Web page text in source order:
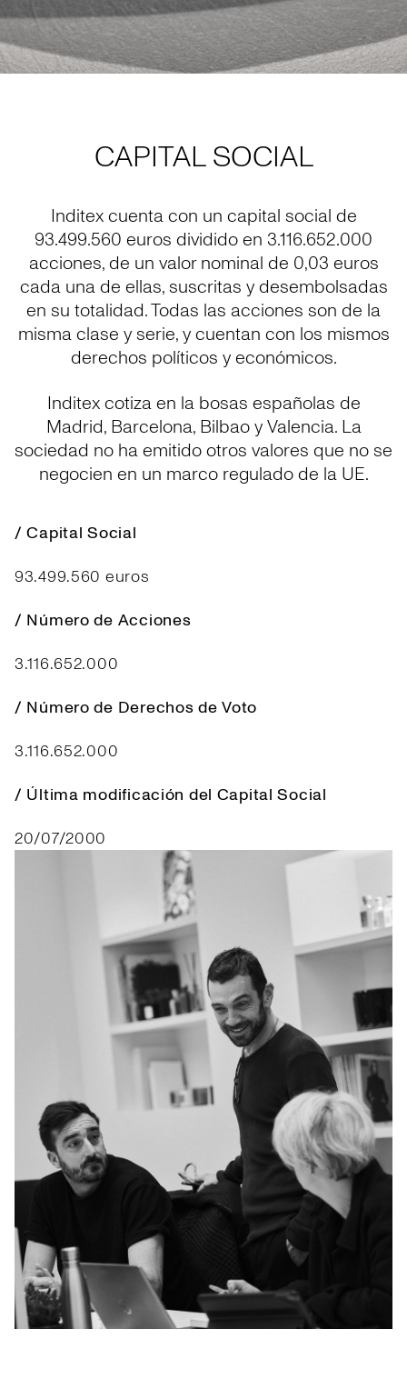
CAPITAL SOCIAL
Inditex cuenta con un capital social de
93.499.560 euros dividido en 3.116.652.000
acciones, de un valor nominal de 0,03 euros
cada una de ellas, suscritas y desembolsadas
en su totalidad. Todas las acciones son de la
misma clase y serie, y cuentan con los mismos
derechos políticos y económicos.
Inditex cotiza en la bosas españolas de
Madrid, Barcelona, Bilbao y Valencia. La
sociedad no ha emitido otros valores que no se
negocien en un marco regulado de la UE.
/ Capital Social
93.499.560 euros
/ Número de Acciones
3.116.652.000
/ Número de Derechos de Voto
3.116.652.000
/ Última modificación del Capital Social
20/07/2000